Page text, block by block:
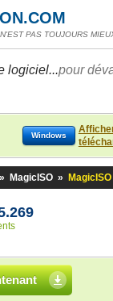
PAS TOUJOURS
logiciel...pour
Windows
» MagicISO »